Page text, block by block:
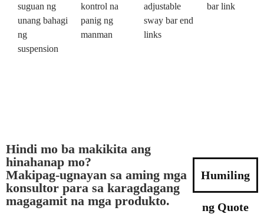
suguan ng
unang bahagi
ng
suspension
kontrol na
panig ng
manman
adjustable
sway bar end
links
bar link
Hindi mo ba makikita ang
hinahanap mo?
Makipag-ugnayan sa aming mga
konsultor para sa karagdagang
magagamit na mga produkto.
Humiling
ng Quote